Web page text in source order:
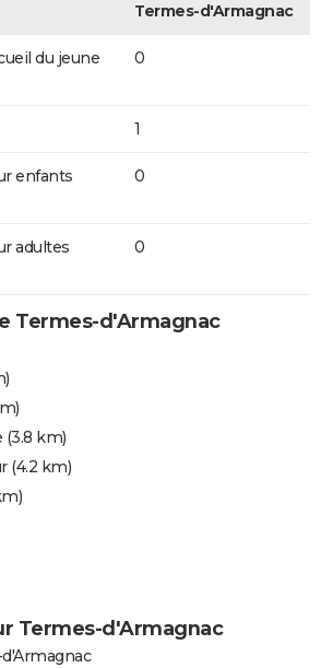
Termes-d'Armagnac
du jeune
0
1
enfants
0
adultes
0
Termes-d'Armagnac
(3.8 km)
(4.2 km)
Termes-d'Armagnac